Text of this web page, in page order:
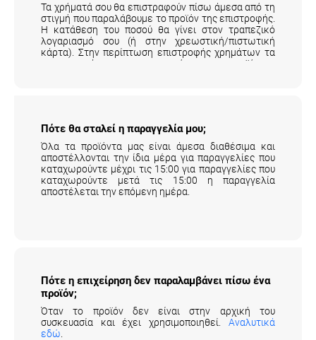
Τα χρήματά σου θα επιστραφούν πίσω άμεσα από τη
στιγμή που παραλάβουμε το προϊόν της επιστροφής.
Η κατάθεση του ποσού θα γίνει στον τραπεζικό
λογαριασμό σου (ή στην χρεωστική/πιστωτική
κάρτα). Στην περίπτωση επιστροφής χρημάτων τα
μεταφορικά της επιστροφής του προϊόντος
Πότε θα σταλεί η παραγγελία μου;
Όλα τα προϊόντα μας είναι άμεσα διαθέσιμα και
αποστέλλονται την ίδια μέρα για παραγγελίες που
καταχωρούντε μέχρι τις 15:00 για παραγγελίες που
καταχωρούντε μετά τις 15:00 η παραγγελία
αποστέλεται την επόμενη ημέρα.
Πότε η επιχείρηση δεν παραλαμβάνει πίσω
ένα προϊόν;
Όταν το προϊόν δεν είναι στην αρχική του
συσκευασία και έχει χρησιμοποιηθεί.
Αναλυτικά
εδώ